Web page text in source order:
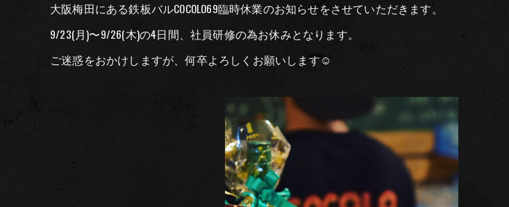
大阪梅田にある鉄板バルCOCOLO69臨時休業のお知らせをさせていただきます。
9/23(月)〜9/26(木)の4日間、社員研修の為お休みとなります。
ご迷惑をおかけしますが、何卒よろしくお願いします☺︎